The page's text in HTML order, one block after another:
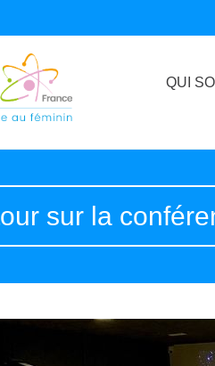
QUI
sur la